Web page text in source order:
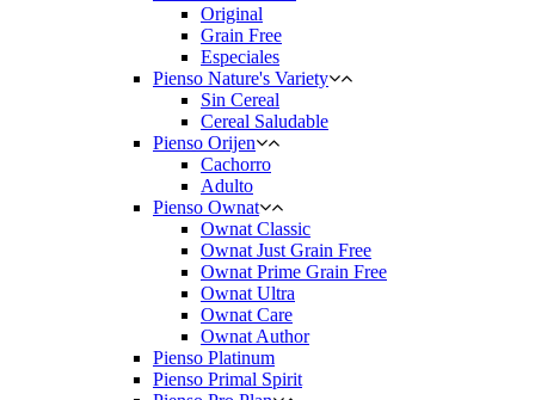
Original
Grain Free
Especiales
Pienso Nature's Variety
Sin Cereal
Cereal Saludable
Pienso Orijen
Cachorro
Adulto
Pienso Ownat
Ownat Classic
Ownat Just Grain Free
Ownat Prime Grain Free
Ownat Ultra
Ownat Care
Ownat Author
Pienso Platinum
Pienso Primal Spirit